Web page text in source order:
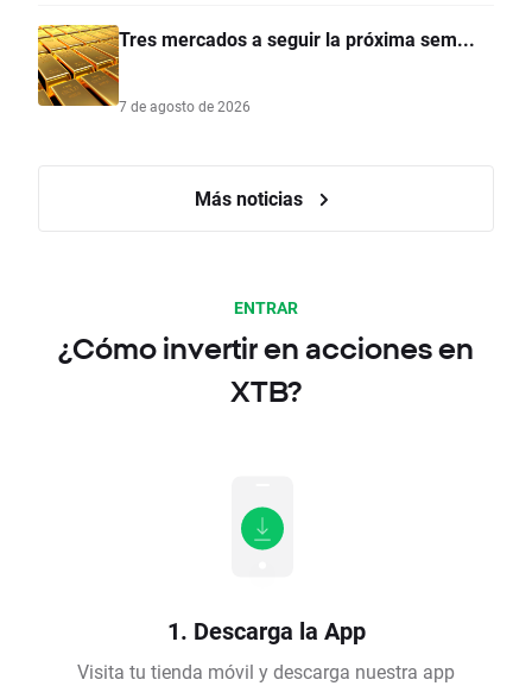
Tres mercados a seguir la próxima sem...
7 de agosto de 2026
Más noticias
ENTRAR
¿Cómo invertir en acciones en
XTB?
1. Descarga la App
Visita tu tienda móvil y descarga nuestra app